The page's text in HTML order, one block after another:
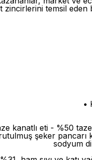
zincirlerini temsil eden
•
kanatlı eti - %50
şeker pancarı
sodyum